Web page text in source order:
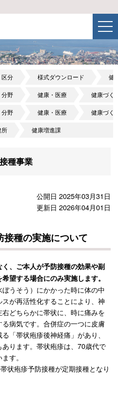
区分 様式ダウンロード 健
分野 健康・医療 健康づく
分野 健康・医療 健康づく
所 健康増進課
種事業
公開日 2025年03月31日
更新日 2026年04月01日
種の実施について
、ご本人が予防接種の効果や副
望する場合にのみ実施します。
うそう）にかかった時に体の中
が再活性化することにより、神
どちらかに帯状に、時に痛みを
病気です。合併症の一つに皮膚
「帯状疱疹後神経痛」があり、
ります。帯状疱疹は、70歳代で
す。
状疱疹予防接種が定期接種となり